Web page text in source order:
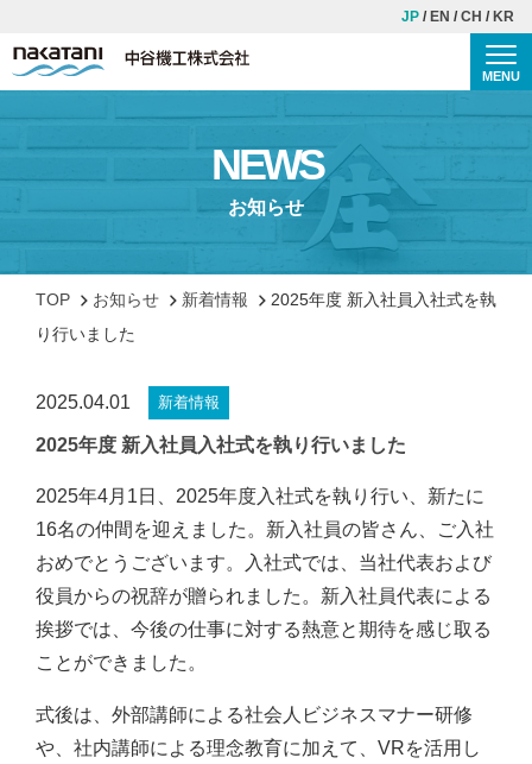
MENU
TOP
歴史
CSR
安全・品質への取り組み
社会貢献への取り組み
SDGsへの取り組み
働きやすさへの取り組み
JP EN CH KR
NEWS
お知らせ
TOP お知らせ 新着情報
2025年度 新入社員入社式を執
り行いました
2025.04.01 新着情報
2025年度 新入社員入社式を執り行いました
2025年4月1日、2025年度入社式を執り行い、新たに
16名の仲間を迎えました。新入社員の皆さん、ご入社
おめでとうございます。入社式では、当社代表および
役員からの祝辞が贈られました。新入社員代表による
挨拶では、今後の仕事に対する熱意と期待を感じ取る
ことができました。
式後は、外部講師による社会人ビジネスマナー研修
や、社内講師による理念教育に加えて、VRを活用し